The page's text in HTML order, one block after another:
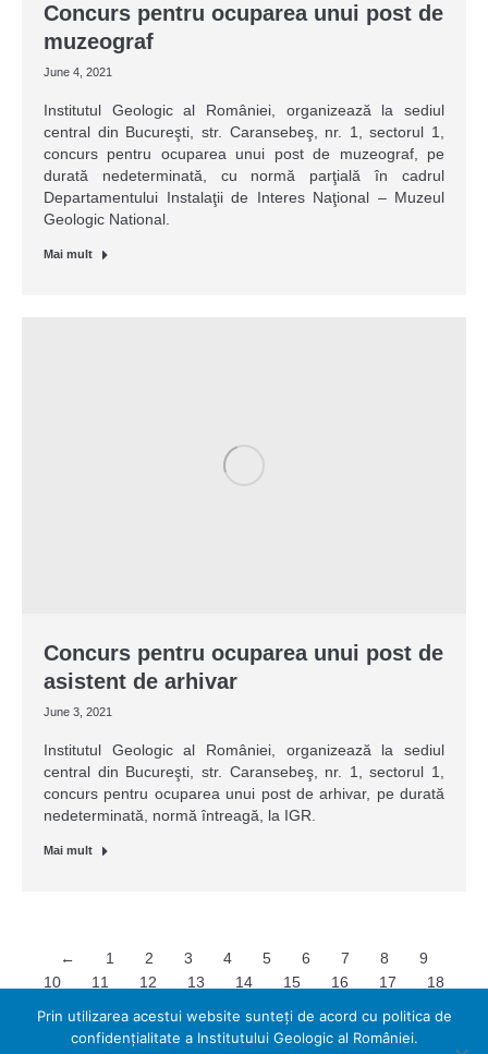
Concurs pentru ocuparea unui post de
muzeograf
June 4, 2021
Institutul Geologic al României, organizează la sediul
central din Bucureşti, str. Caransebeş, nr. 1, sectorul 1,
concurs pentru ocuparea unui post de muzeograf, pe
durată nedeterminată, cu normă parţială în cadrul
Departamentului Instalaţii de Interes Naţional – Muzeul
Geologic National.
Mai mult
Concurs pentru ocuparea unui post de
asistent de arhivar
June 3, 2021
Institutul Geologic al României, organizează la sediul
central din Bucureşti, str. Caransebeş, nr. 1, sectorul 1,
concurs pentru ocuparea unui post de arhivar, pe durată
nedeterminată, normă întreagă, la IGR.
Mai mult
← 1 2 3 4 5 6 7 8
9
10
11 12 13 14 15 16 17
18
Prin utilizarea acestui website sunteți de acord cu politica de
confidențialitate a Institutului Geologic al României.